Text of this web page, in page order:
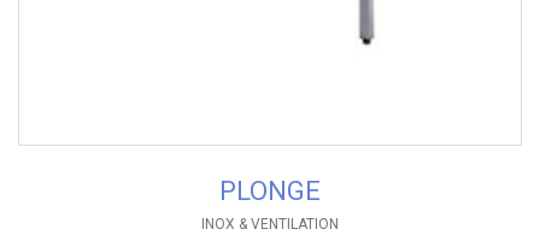
PLONGE
INOX & VENTILATION